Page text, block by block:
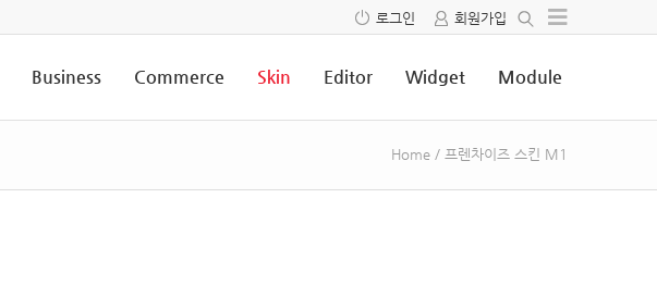
로그인 회원가입
Business Commerce Skin Editor Widget Module
Home / 프렌차이즈 스킨 M1